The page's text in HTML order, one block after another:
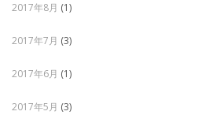
2017年8月 (1)
2017年7月 (3)
2017年6月 (1)
2017年5月 (3)